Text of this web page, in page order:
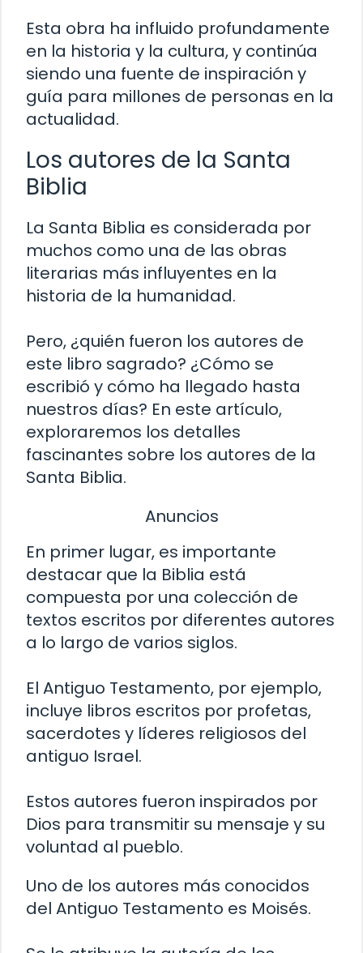
Esta obra ha influido profundamente
en la historia y la cultura, y continúa
siendo una fuente de inspiración y
guía para millones de personas en la
actualidad.
Los autores de la Santa
Biblia
La Santa Biblia es considerada por
muchos como una de las obras
literarias más influyentes en la
historia de la humanidad.
Pero, ¿quién fueron los autores de
este libro sagrado? ¿Cómo se
escribió y cómo ha llegado hasta
nuestros días? En este artículo,
exploraremos los detalles
fascinantes sobre los autores de la
Santa Biblia.
Anuncios
En primer lugar, es importante
destacar que la Biblia está
compuesta por una colección de
textos escritos por diferentes autores
a lo largo de varios siglos.
El Antiguo Testamento, por ejemplo,
incluye libros escritos por profetas,
sacerdotes y líderes religiosos del
antiguo Israel.
Estos autores fueron inspirados por
Dios para transmitir su mensaje y su
voluntad al pueblo.
Uno de los autores más conocidos
del Antiguo Testamento es Moisés.